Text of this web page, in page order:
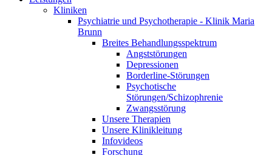
Kliniken
Psychiatrie und Psychotherapie - Klinik Maria
Brunn
Breites Behandlungsspektrum
Angststörungen
Depressionen
Borderline-Störungen
Psychotische
Störungen/Schizophrenie
Zwangsstörung
Unsere Therapien
Unsere Klinikleitung
Infovideos
Forschung